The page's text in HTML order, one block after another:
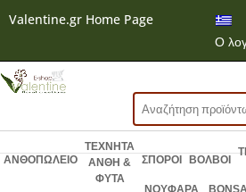
Valentine.gr Home Page
Ο
Αναζήτηση
για:
ΑΝΘΟΠΩΛΕΙΟ
ΤΕΧΝΗΤΑ
ΑΝΘΗ &
ΦΥΤΑ
ΣΠΟΡΟΙ ΒΟΛΒΟΙ